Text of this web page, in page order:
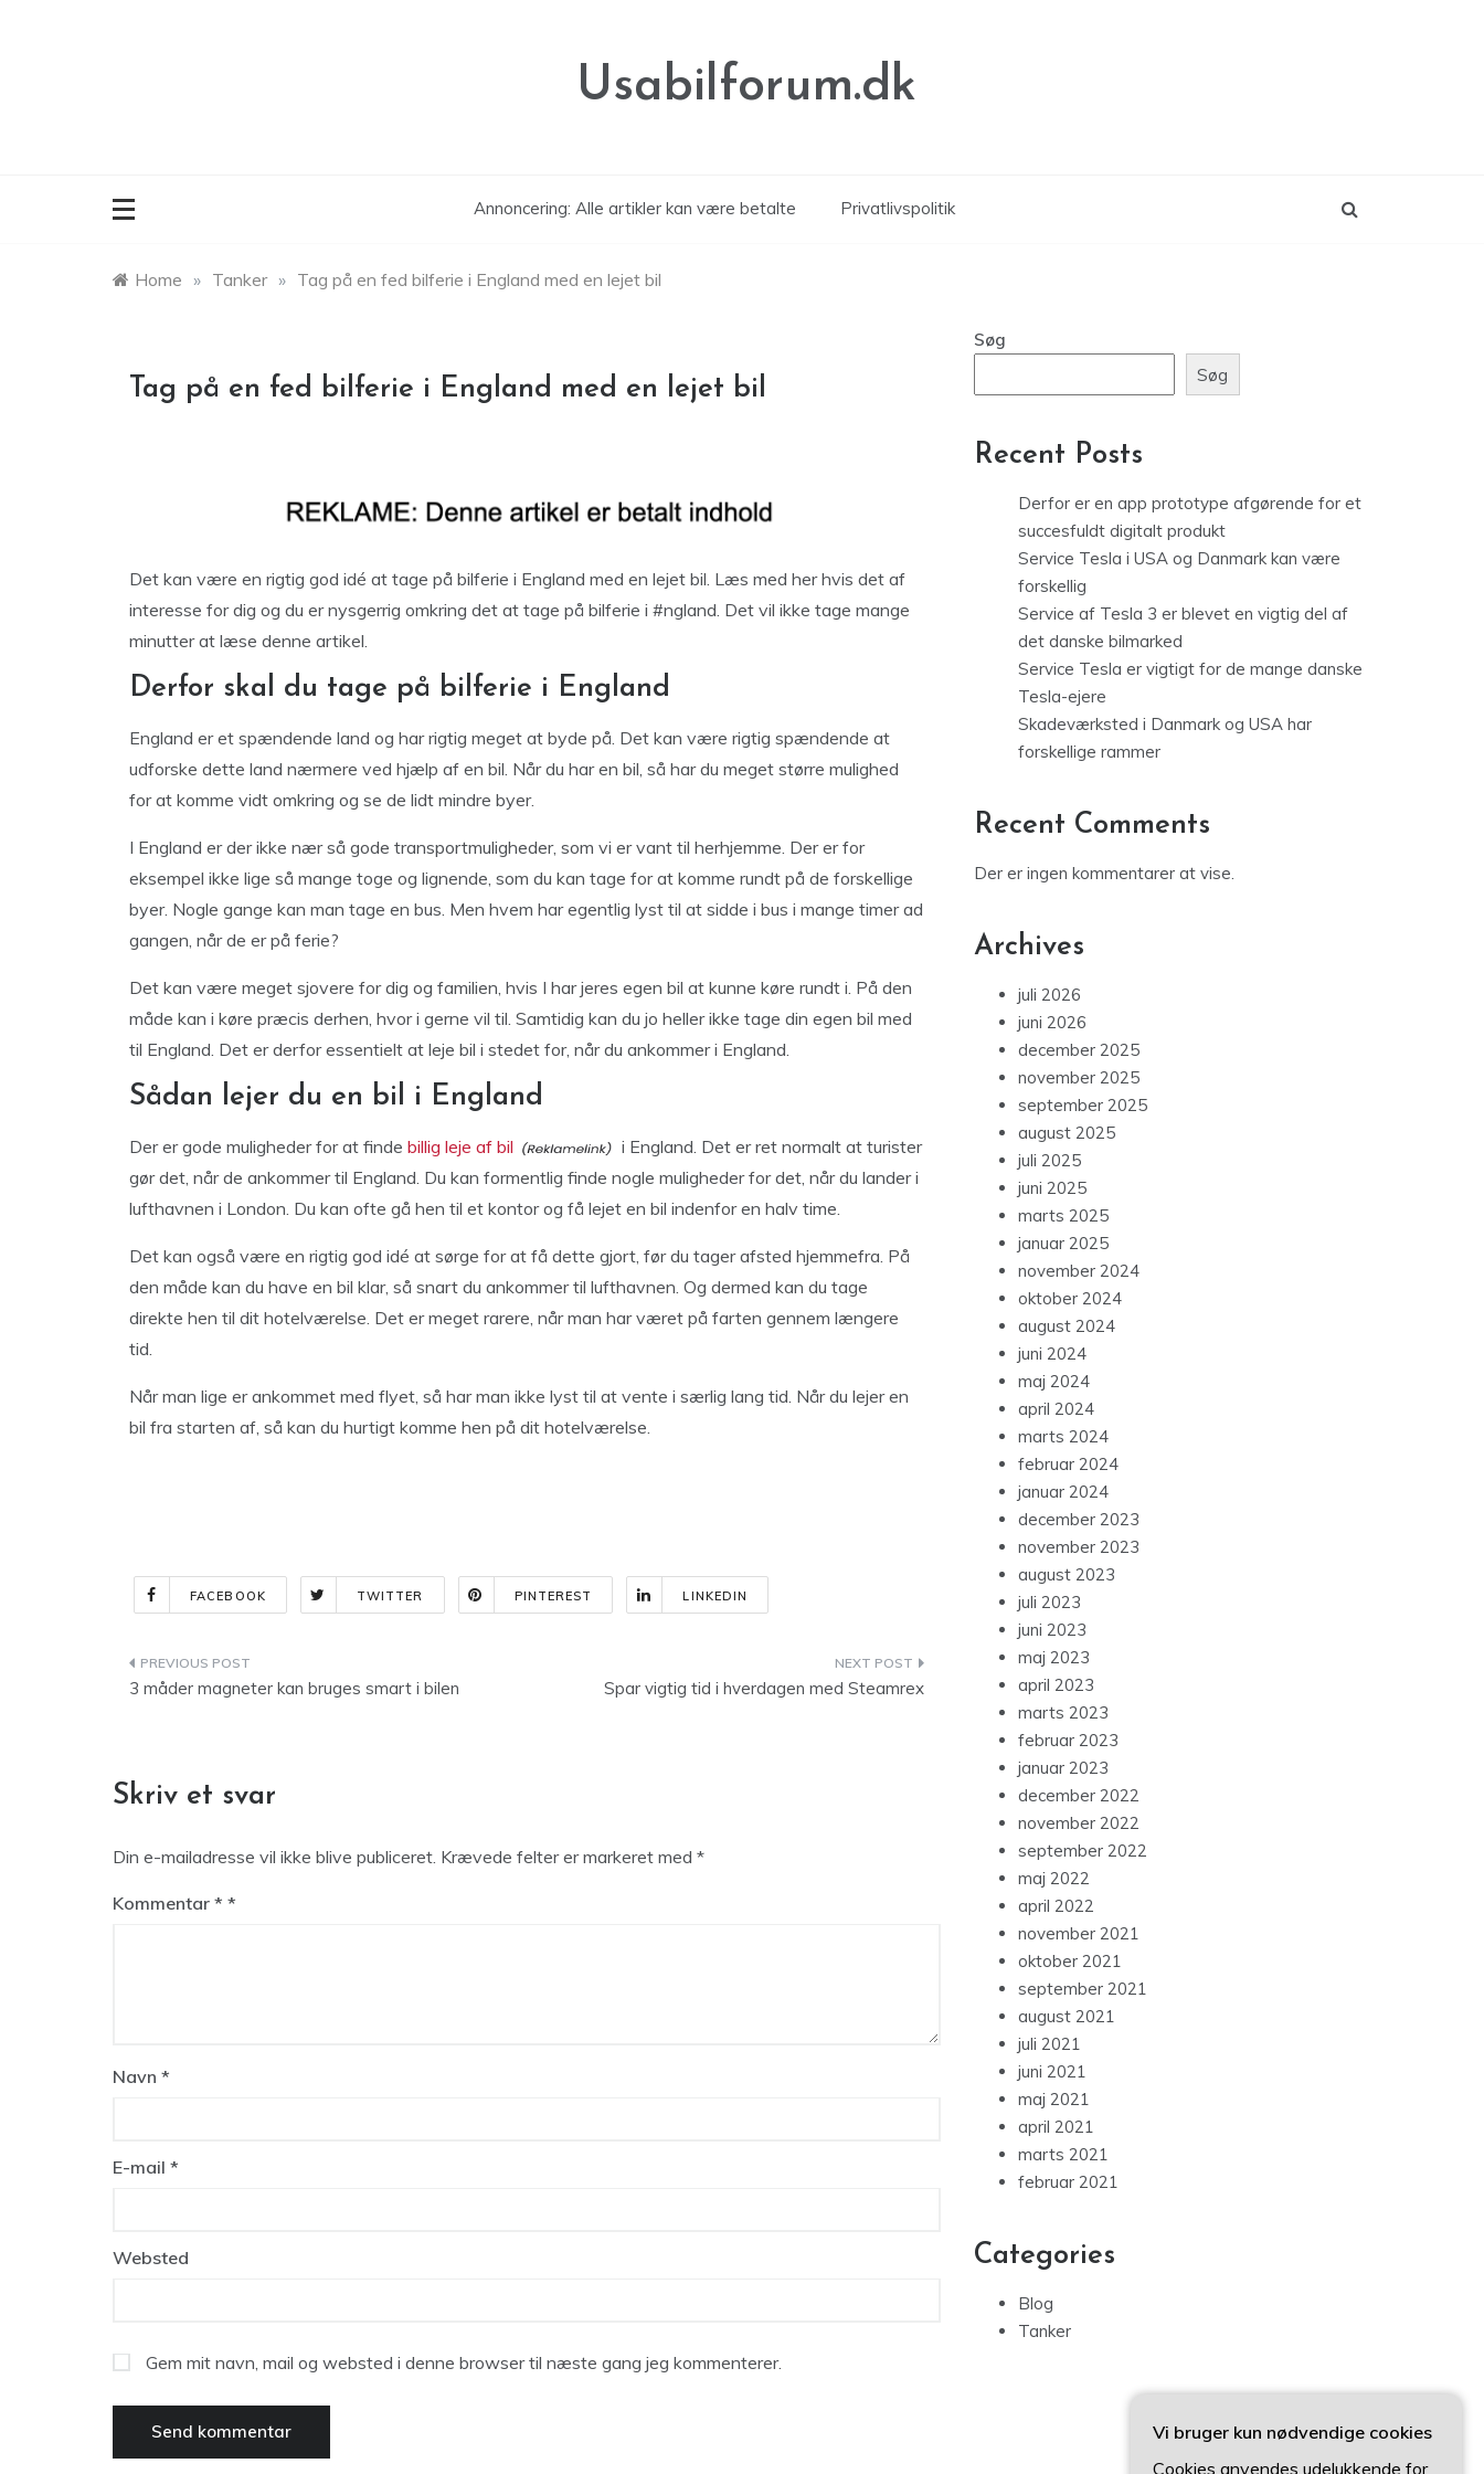
Usabilforum.dk
Annoncering: Alle artikler kan være betalte Privatlivspolitik
Home » Tanker » Tag på en fed bilferie i England med en lejet bil
Tag på en fed bilferie i England med en lejet bil
Det kan være en rigtig god idé at tage på bilferie i England med en lejet bil. Læs med her hvis det af
interesse for dig og du er nysgerrig omkring det at tage på bilferie i #ngland. Det vil ikke tage mange
minutter at læse denne artikel.
Derfor skal du tage på bilferie i England
England er et spændende land og har rigtig meget at byde på. Det kan være rigtig spændende at
udforske dette land nærmere ved hjælp af en bil. Når du har en bil, så har du meget større mulighed
for at komme vidt omkring og se de lidt mindre byer.
I England er der ikke nær så gode transportmuligheder, som vi er vant til herhjemme. Der er for
eksempel ikke lige så mange toge og lignende, som du kan tage for at komme rundt på de forskellige
byer. Nogle gange kan man tage en bus. Men hvem har egentlig lyst til at sidde i bus i mange timer ad
gangen, når de er på ferie?
Det kan være meget sjovere for dig og familien, hvis I har jeres egen bil at kunne køre rundt i. På den
måde kan i køre præcis derhen, hvor i gerne vil til. Samtidig kan du jo heller ikke tage din egen bil med
til England. Det er derfor essentielt at leje bil i stedet for, når du ankommer i England.
Sådan lejer du en bil i England
Der er gode muligheder for at finde billig leje af bil
i England. Det er ret normalt at turister
gør det, når de ankommer til England. Du kan formentlig finde nogle muligheder for det, når du lander i
lufthavnen i London. Du kan ofte gå hen til et kontor og få lejet en bil indenfor en halv time.
Det kan også være en rigtig god idé at sørge for at få dette gjort, før du tager afsted hjemmefra. På
den måde kan du have en bil klar, så snart du ankommer til lufthavnen. Og dermed kan du tage
direkte hen til dit hotelværelse. Det er meget rarere, når man har været på farten gennem længere
tid.
Når man lige er ankommet med flyet, så har man ikke lyst til at vente i særlig lang tid. Når du lejer en
bil fra starten af, så kan du hurtigt komme hen på dit hotelværelse.
FACEBOOK TWITTER PINTEREST LINKEDIN
Indlægsnavigation
3 måder magneter kan bruges smart i bilen Spar vigtig tid i hverdagen med Steamrex
Skriv et svar
Din e-mailadresse vil ikke blive publiceret. Krævede felter er markeret med *
Kommentar *
Navn *
E-mail *
Websted
Gem mit navn, mail og websted i denne browser til næste gang jeg kommenterer.
Søg
Søg
Recent Posts
Derfor er en app prototype afgørende for et
succesfuldt digitalt produkt
Service Tesla i USA og Danmark kan være
forskellig
Service af Tesla 3 er blevet en vigtig del af
det danske bilmarked
Service Tesla er vigtigt for de mange danske
Tesla-ejere
Skadeværksted i Danmark og USA har
forskellige rammer
Recent Comments
Der er ingen kommentarer at vise.
Archives
juli 2026
juni 2026
december 2025
november 2025
september 2025
august 2025
juli 2025
juni 2025
marts 2025
januar 2025
november 2024
oktober 2024
august 2024
juni 2024
maj 2024
april 2024
marts 2024
februar 2024
januar 2024
december 2023
november 2023
august 2023
juli 2023
juni 2023
maj 2023
april 2023
marts 2023
februar 2023
januar 2023
december 2022
november 2022
september 2022
maj 2022
april 2022
november 2021
oktober 2021
september 2021
august 2021
juli 2021
juni 2021
maj 2021
april 2021
marts 2021
februar 2021
Categories
Blog
Tanker
Vi bruger kun nødvendige cookies
Cookies anvendes udelukkende for